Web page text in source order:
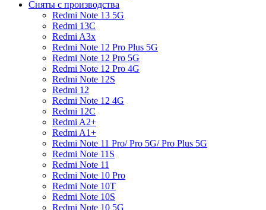
Сняты с производства
Redmi Note 13 5G
Redmi 13C
Redmi A3x
Redmi Note 12 Pro Plus 5G
Redmi Note 12 Pro 5G
Redmi Note 12 Pro 4G
Redmi Note 12S
Redmi 12
Redmi Note 12 4G
Redmi 12C
Redmi A2+
Redmi A1+
Redmi Note 11 Pro/ Pro 5G/ Pro Plus 5G
Redmi Note 11S
Redmi Note 11
Redmi Note 10 Pro
Redmi Note 10T
Redmi Note 10S
Redmi Note 10 5G